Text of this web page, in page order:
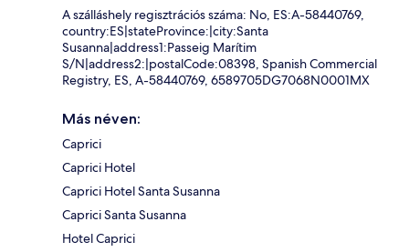
A szálláshely regisztrációs száma: No, ES:A-58440769,
country:ES|stateProvince:|city:Santa
Susanna|address1:Passeig Marítim
S/N|address2:|postalCode:08398, Spanish Commercial
Registry, ES, A-58440769, 6589705DG7068N0001MX
Más néven:
Caprici
Caprici Hotel
Caprici Hotel Santa Susanna
Caprici Santa Susanna
Hotel Caprici